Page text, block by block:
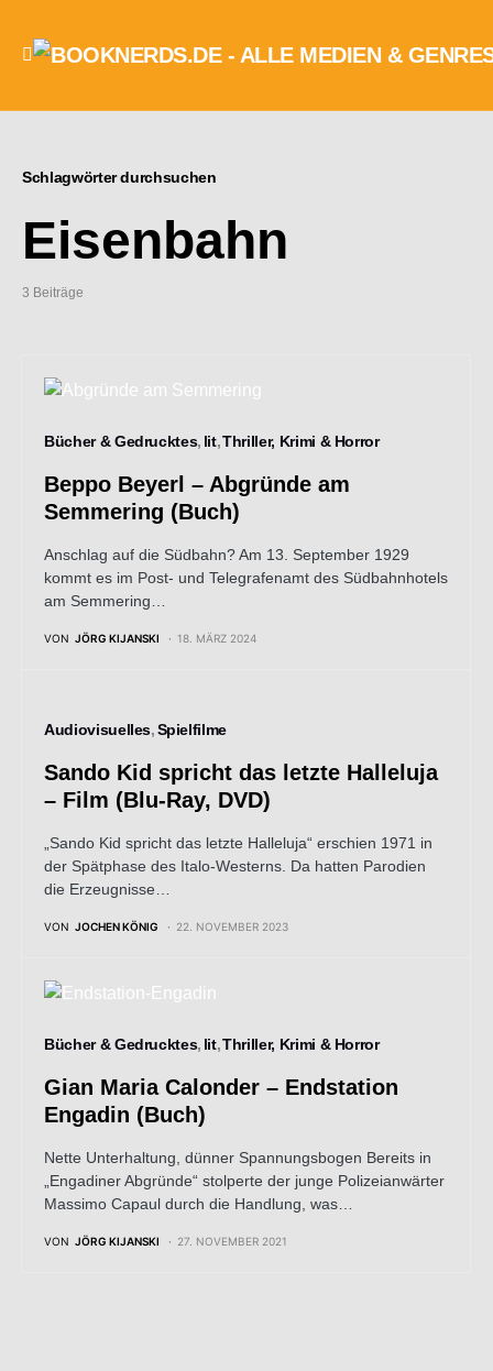
Schlagwörter durchsuchen
Eisenbahn
3 Beiträge
Bücher & Gedrucktes lit Thriller, Krimi & Horror
Beppo Beyerl – Abgründe am
Semmering (Buch)
Anschlag auf die Südbahn? Am 13. September 1929
kommt es im Post- und Telegrafenamt des Südbahnhotels
am Semmering…
VON JÖRG KIJANSKI 18. MÄRZ 2024
Audiovisuelles Spielfilme
Sando Kid spricht das letzte Halleluja
– Film (Blu-Ray, DVD)
„Sando Kid spricht das letzte Halleluja“ erschien 1971 in
der Spätphase des Italo-Westerns. Da hatten Parodien
die Erzeugnisse…
VON JOCHEN KÖNIG 22. NOVEMBER 2023
Bücher & Gedrucktes lit Thriller, Krimi & Horror
Gian Maria Calonder – Endstation
Engadin (Buch)
Nette Unterhaltung, dünner Spannungsbogen Bereits in
„Engadiner Abgründe“ stolperte der junge Polizeianwärter
Massimo Capaul durch die Handlung, was…
VON JÖRG KIJANSKI 27. NOVEMBER 2021